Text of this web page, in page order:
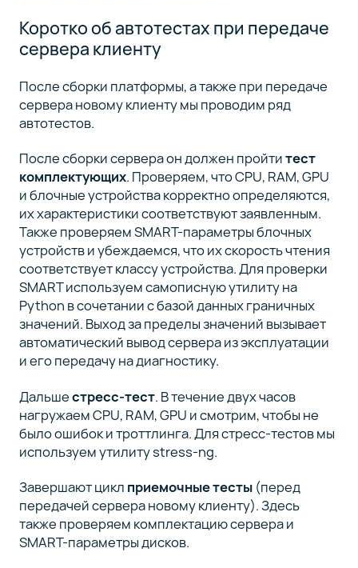
Коротко об автотестах при передаче
сервера клиенту
После сборки платформы, а также при передаче
сервера новому клиенту мы проводим ряд
автотестов.
После сборки сервера он должен пройтитест
комплектующих. Проверяем, что CPU, RAM, GPU
и блочные устройства корректно определяются,
их характеристики соответствуют заявленным.
Также проверяем SMART-параметры блочных
устройств и убеждаемся, что их скорость чтения
соответствует классу устройства. Для проверки
SMART используем самописную утилиту на
Python в сочетании с базой данных граничных
значений. Выход за пределы значений вызывает
автоматический вывод сервера из эксплуатации
и его передачу на диагностику.
Дальшестресс-тест. В течение двух часов
нагружаем CPU, RAM, GPU и смотрим, чтобы не
было ошибок и троттлинга. Для стресс-тестов мы
используем утилиту stress-ng.
Завершают цикл приемочные тесты (перед
передачей сервера новому клиенту). Здесь
также проверяем комплектацию сервера и
SMART-параметры дисков.